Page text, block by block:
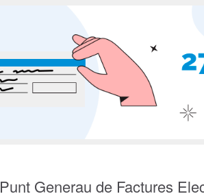
Punt Generau de Factures